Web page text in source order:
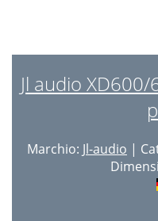
Jl audio
Marchio: Jl-audio |